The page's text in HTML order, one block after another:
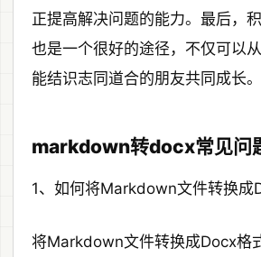
正提高解决问题的能力。最后，
也是一个很好的途径，不仅可以
能结识志同道合的朋友共同成长。
markdown转docx常见问
1、如何将Markdown文件转换成
将Markdown文件转换成Docx格